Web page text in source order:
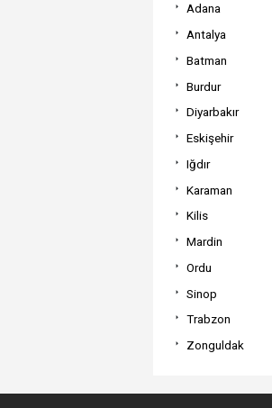
Adana
Antalya
Batman
Burdur
Diyarbakır
Eskişehir
Iğdır
Karaman
Kilis
Mardin
Ordu
Sinop
Trabzon
Zonguldak